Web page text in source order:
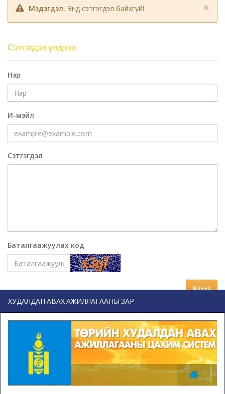
×
Мэдэгдэл. Энд сэтгэгдэл байхгүй!
Сэтгэгдэл үлдээх
Нэр
И-мэйл
Сэтгэгдэл
Баталгаажуулах код
Үлдээх
ХУДАЛДАН АВАХ АЖИЛЛАГААНЫ ЗАР